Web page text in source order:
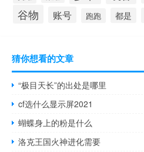
谷物 账号 跑跑 都是
猜你想看的文章
“极目天长”的出处是哪里
cf选什么显示屏2021
蝴蝶身上的粉是什么
洛克王国火神进化需要